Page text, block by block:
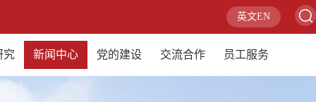
英文EN
究 新闻中心 党的建设 交流合作 员工服务